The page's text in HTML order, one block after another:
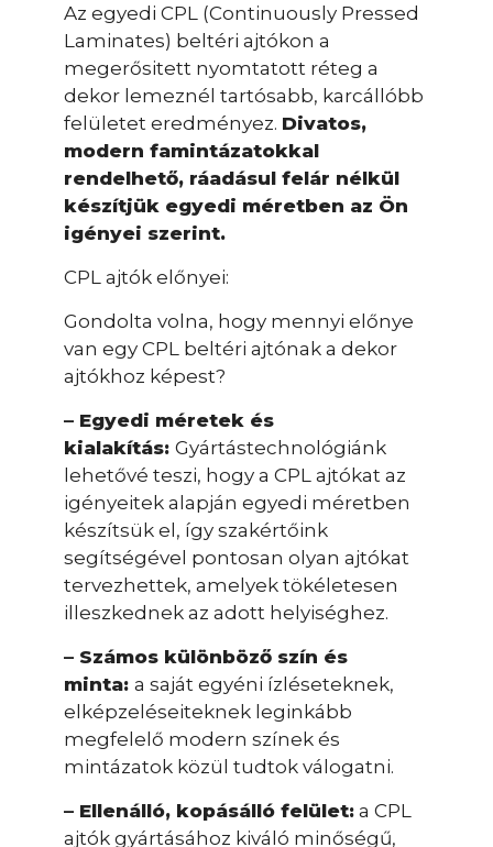
Az egyedi CPL (Continuously Pressed
Laminates) beltéri ajtókon a
megerősitett nyomtatott réteg a
dekor lemeznél tartósabb, karcállóbb
felületet eredményez. Divatos,
modern famintázatokkal
rendelhető, ráadásul felár nélkül
készítjük egyedi méretben az Ön
igényei szerint.
CPL ajtók előnyei:
Gondolta volna, hogy mennyi előnye
van egy CPL beltéri ajtónak a dekor
ajtókhoz képest?
– Egyedi méretek és
kialakítás: Gyártástechnológiánk
lehetővé teszi, hogy a CPL ajtókat az
igényeitek alapján egyedi méretben
készítsük el, így szakértőink
segítségével pontosan olyan ajtókat
tervezhettek, amelyek tökéletesen
illeszkednek az adott helyiséghez.
– Számos különböző szín és
minta: a saját egyéni ízléseteknek,
elképzeléseiteknek leginkább
megfelelő modern színek és
mintázatok közül tudtok válogatni.
– Ellenálló, kopásálló felület: a CPL
ajtók gyártásához kiváló minőségű,